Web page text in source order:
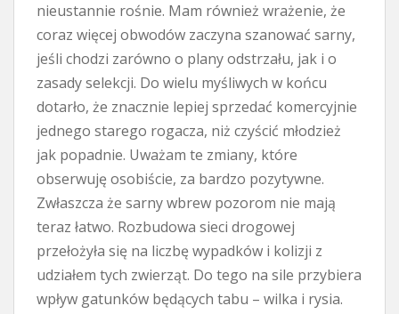
nieustannie rośnie. Mam również wrażenie, że
coraz więcej obwodów zaczyna szanować sarny,
jeśli chodzi zarówno o plany odstrzału, jak i o
zasady selekcji. Do wielu myśliwych w końcu
dotarło, że znacznie lepiej sprzedać komercyjnie
jednego starego rogacza, niż czyścić młodzież
jak popadnie. Uważam te zmiany, które
obserwuję osobiście, za bardzo pozytywne.
Zwłaszcza że sarny wbrew pozorom nie mają
teraz łatwo. Rozbudowa sieci drogowej
przełożyła się na liczbę wypadków i kolizji z
udziałem tych zwierząt. Do tego na sile przybiera
wpływ gatunków będących tabu – wilka i rysia.